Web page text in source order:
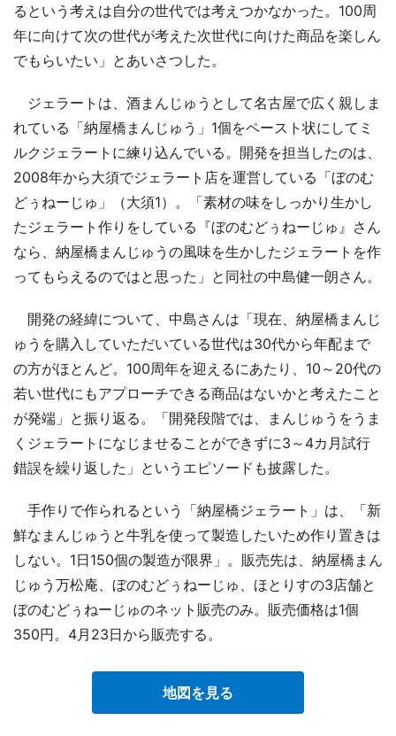
るという考えは自分の世代では考えつかなかった。100周
年に向けて次の世代が考えた次世代に向けた商品を楽しん
でもらいたい」とあいさつした。
ジェラートは、酒まんじゅうとして名古屋で広く親しま
れている「納屋橋まんじゅう」1個をペースト状にしてミ
ルクジェラートに練り込んでいる。開発を担当したのは、
2008年から大須でジェラート店を運営している「ぼのむ
どぅねーじゅ」（大須1）。「素材の味をしっかり生かし
たジェラート作りをしている『ぼのむどぅねーじゅ』さん
なら、納屋橋まんじゅうの風味を生かしたジェラートを作
ってもらえるのではと思った」と同社の中島健一朗さん。
開発の経緯について、中島さんは「現在、納屋橋まんじ
ゅうを購入していただいている世代は30代から年配まで
の方がほとんど。100周年を迎えるにあたり、10～20代の
若い世代にもアプローチできる商品はないかと考えたこと
が発端」と振り返る。「開発段階では、まんじゅうをうま
くジェラートになじませることができずに3～4カ月試行
錯誤を繰り返した」というエピソードも披露した。
手作りで作られるという「納屋橋ジェラート」は、「新
鮮なまんじゅうと牛乳を使って製造したいため作り置きは
しない。1日150個の製造が限界」。販売先は、納屋橋まん
じゅう万松庵、ぼのむどぅねーじゅ、ほとりすの3店舗と
ぼのむどぅねーじゅのネット販売のみ。販売価格は1個
350円。4月23日から販売する。
地図を見る